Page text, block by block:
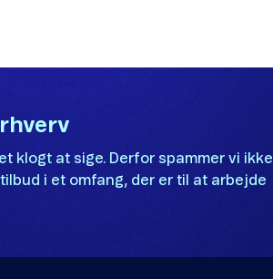
klogt at sige. Derfor spammer vi ikke
i et omfang, der er til at arbejde